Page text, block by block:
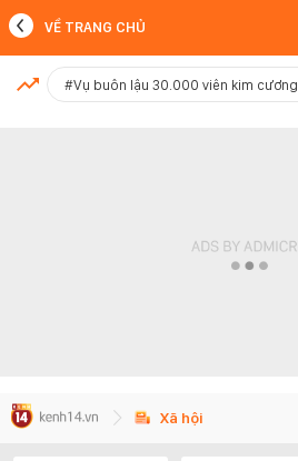
MỚI NHẤT
VỀ TRANG CHỦ
#Vụ buôn lậu 30.000 viên kim cương
Xã hội